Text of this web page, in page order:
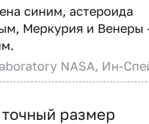
синим, астероида
Меркурия и Венеры
NASA, Ин-
размер